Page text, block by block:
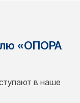
«ОПОРА
в наше